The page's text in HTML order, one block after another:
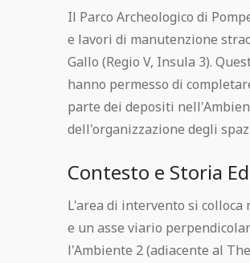
Il Parco Archeologico di
e lavori di manutenzione
Gallo (Regio V, Insula 3).
hanno permesso di
parte dei depositi
dell'organizzazione degli
Contesto e Storia
L'area di intervento si colloca
e un asse viario
l'Ambiente 2 (adiacente al
Regolamento visita
Pompeii Situs Latine scriptus
Guida ufficiale di Pompei